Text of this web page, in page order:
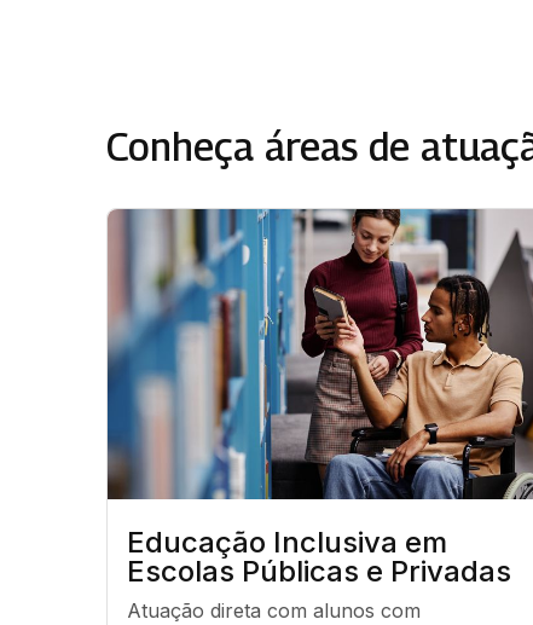
Conheça áreas de
Educação Inclusiva em
Escolas Públicas e Privadas
Atuação direta com alunos com